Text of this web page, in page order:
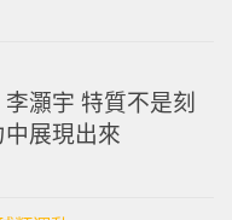
灝宇 特質不是刻
展現出來